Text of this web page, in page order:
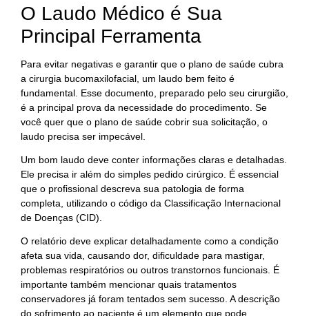
O Laudo Médico é Sua
Principal Ferramenta
Para evitar negativas e garantir que o plano de saúde cubra
a cirurgia bucomaxilofacial, um laudo bem feito é
fundamental. Esse documento, preparado pelo seu cirurgião,
é a principal prova da necessidade do procedimento. Se
você quer que o plano de saúde cobrir sua solicitação, o
laudo precisa ser impecável.
Um bom laudo deve conter informações claras e detalhadas.
Ele precisa ir além do simples pedido cirúrgico. É essencial
que o profissional descreva sua patologia de forma
completa, utilizando o código da Classificação Internacional
de Doenças (CID).
O relatório deve explicar detalhadamente como a condição
afeta sua vida, causando dor, dificuldade para mastigar,
problemas respiratórios ou outros transtornos funcionais. É
importante também mencionar quais tratamentos
conservadores já foram tentados sem sucesso. A descrição
do sofrimento ao paciente é um elemento que pode